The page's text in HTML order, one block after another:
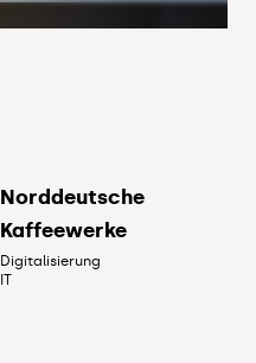
Norddeutsche
Kaffeewerke
Digitalisierung
IT